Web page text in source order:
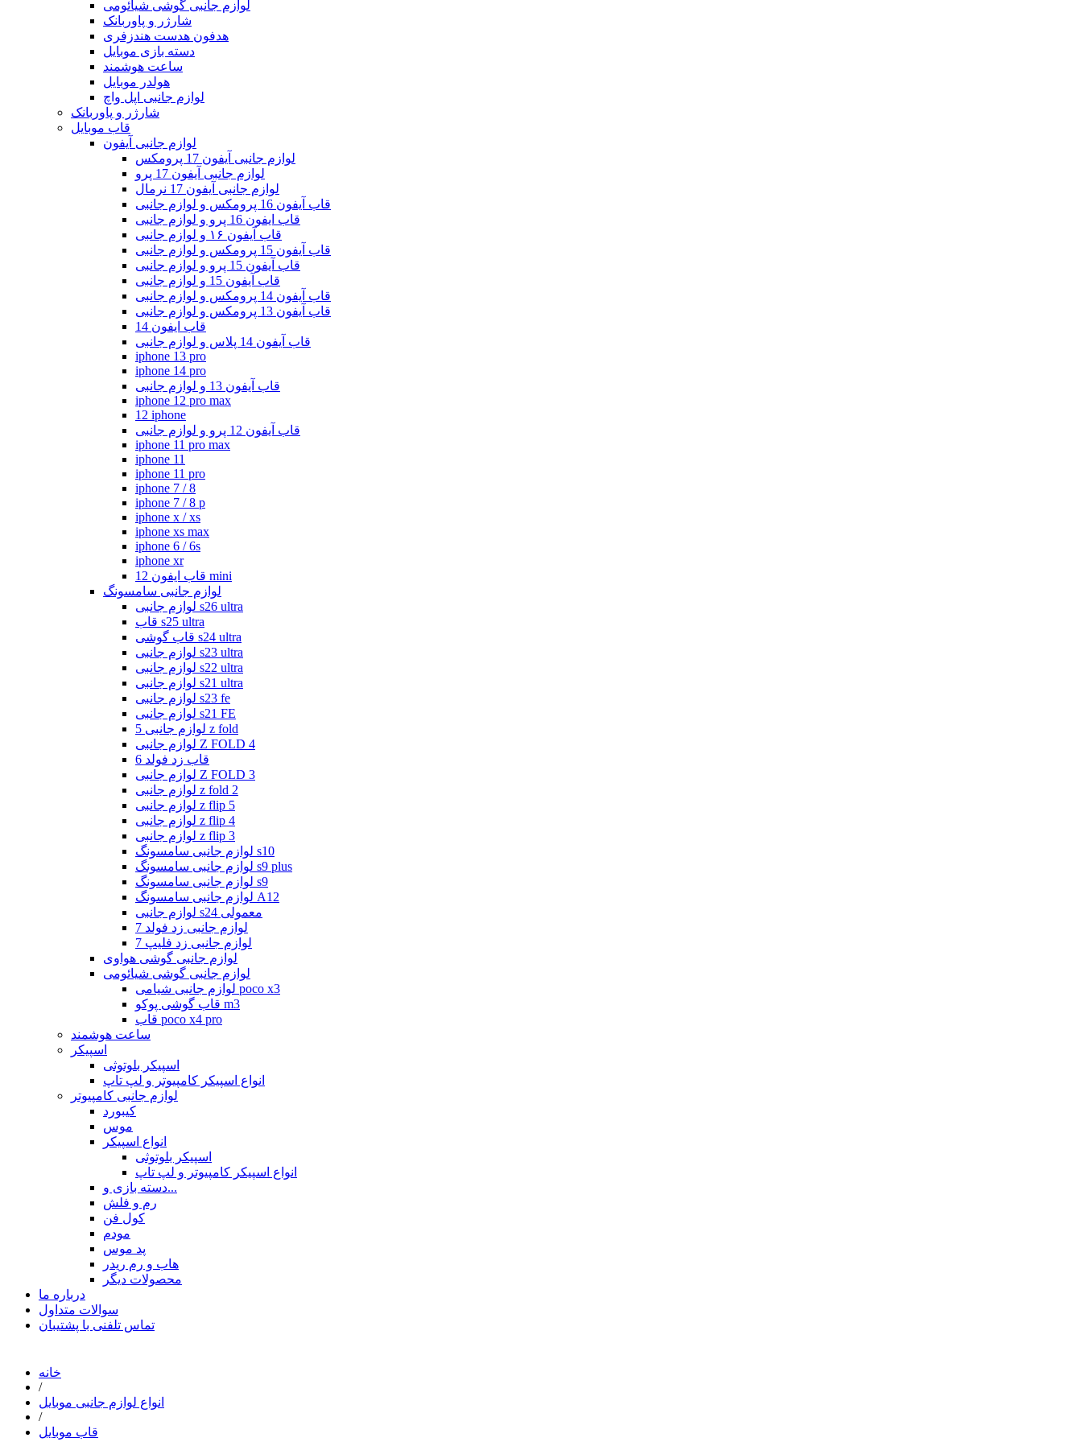
لوازم جانبی گوشی شیائومی
شارژر و پاوربانک
هدفون هدست هندزفری
دسته بازی موبایل
ساعت هوشمند
هولدر موبایل
لوازم جانبی اپل واچ
شارژر و پاوربانک
قاب موبایل
لوازم جانبی آیفون
لوازم جانبی آیفون 17 پرومکس
لوازم جانبی آیفون 17 پرو
لوازم جانبی آیفون 17 نرمال
قاب آیفون 16 پرومکس و لوازم جانبی
قاب ایفون 16 پرو و لوازم جانبی
قاب آیفون ۱۶ و لوازم جانبی
قاب آیفون 15 پرومکس و لوازم جانبی
قاب آیفون 15 پرو و لوازم جانبی
قاب آیفون 15 و لوازم جانبی
قاب آیفون 14 پرومکس و لوازم جانبی
قاب آیفون 13 پرومکس و لوازم جانبی
قاب ایفون 14
قاب آیفون 14 پلاس و لوازم جانبی
iphone 13 pro
iphone 14 pro
قاب آیفون 13 و لوازم جانبی
iphone 12 pro max
12 iphone
قاب آیفون 12 پرو و لوازم جانبی
iphone 11 pro max
iphone 11
iphone 11 pro
iphone 7 / 8
iphone 7 / 8 p
iphone x / xs
iphone xs max
iphone 6 / 6s
iphone xr
قاب ایفون 12 mini
لوازم جانبی سامسونگ
لوازم جانبی s26 ultra
قاب s25 ultra
قاب گوشی s24 ultra
لوازم جانبی s23 ultra
لوازم جانبی s22 ultra
لوازم جانبی s21 ultra
لوازم جانبی s23 fe
لوازم جانبی s21 FE
لوازم جانبی 5 z fold
لوازم جانبی Z FOLD 4
قاب زد فولد 6
لوازم جانبی Z FOLD 3
لوازم جانبی z fold 2
لوازم جانبی z flip 5
لوازم جانبی z flip 4
لوازم جانبی z flip 3
لوازم جانبی سامسونگ s10
لوازم جانبی سامسونگ s9 plus
لوازم جانبی سامسونگ s9
لوازم جانبی سامسونگ A12
لوازم جانبی s24 معمولی
لوازم جانبی زد فولد 7
لوازم جانبی زد فلیپ 7
لوازم جانبی گوشی هواوی
لوازم جانبی گوشی شیائومی
لوازم جانبی شیامی poco x3
قاب گوشی پوکو m3
قاب poco x4 pro
ساعت هوشمند
اسپیکر
اسپیکر بلوتوثی
انواع اسپیکر کامپیوتر و لپ تاپ
لوازم جانبی کامپیوتر
کیبورد
موس
انواع اسپیکر
اسپیکر بلوتوثی
انواع اسپیکر کامپیوتر و لپ تاپ
دسته بازی و...
رم و فلش
کول فن
مودم
پد موس
هاب و رم ریدر
محصولات دیگر
درباره ما
سوالات متداول
تماس تلفنی با پشتیبان
خانه
/
انواع لوازم جانبی موبایل
/
قاب موبایل